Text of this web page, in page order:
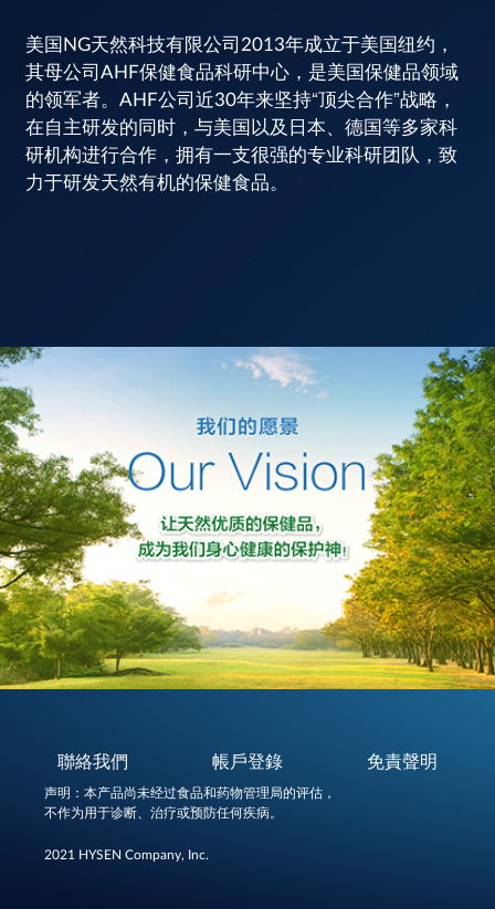
美国NG天然科技有限公司2013年成立于美国纽约，
其母公司AHF保健食品科研中心，是美国保健品领域
的领军者。AHF公司近30年来坚持“顶尖合作”战略，
在自主研发的同时，与美国以及日本、德国等多家科
研机构进行合作，拥有一支很强的专业科研团队，致
力于研发天然有机的保健食品。
聯絡我們 帳戶登錄 免責聲明
声明：本产品尚未经过食品和药物管理局的评估，
不作为用于诊断、治疗或预防任何疾病。
2021 HYSEN Company, Inc.